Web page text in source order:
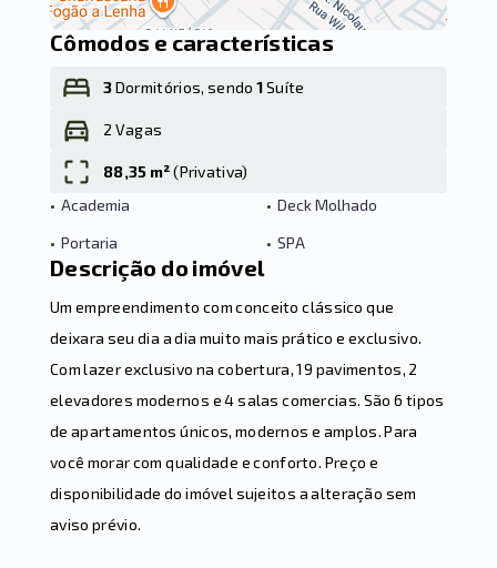
Cômodos e características
3Dormitórios, sendo1Suíte
2 Vagas
88,35 m²(Privativa)
• Academia • Deck Molhado
• Portaria • SPA
Descrição do imóvel
Um empreendimento com conceito clássico que
deixara seu dia a dia muito mais prático e exclusivo.
Com lazer exclusivo na cobertura, 19 pavimentos, 2
elevadores modernos e 4 salas comercias. São 6 tipos
de apartamentos únicos, modernos e amplos. Para
você morar com qualidade e conforto. Preço e
disponibilidade do imóvel sujeitos a alteração sem
aviso prévio.